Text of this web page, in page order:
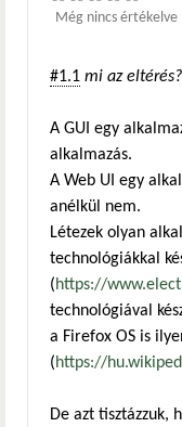
Még nincs értékelve
#1.1 mi az eltérés?
A GUI egy
alkalmazás.
A Web UI egy
anélkül nem.
Létezek olyan
technológiákkal
(https://
technológiával
a Firefox OS is
(https://
De azt tisztázzuk,